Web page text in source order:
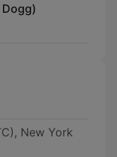
New York